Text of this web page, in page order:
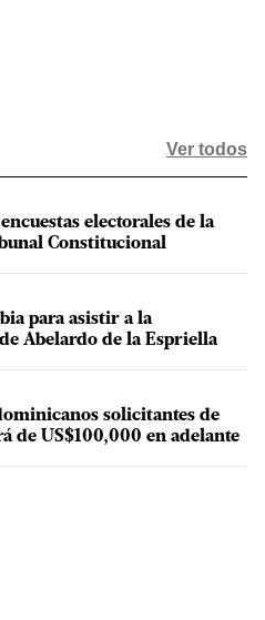
Ver todos
electorales de la
Constitucional
para asistir a la
Abelardo de la Espriella
solicitantes de
de US$100,000 en adelante